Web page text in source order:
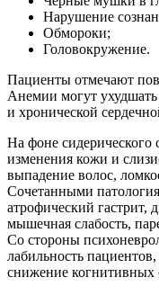
Нарушение
Обмороки;
Головокружение.
Пациенты отмечают
Анемии могут
и хронической
На фоне сидерического
изменения кожи и
выпадение волос,
Сочетанными
атрофический гастрит,
мышечная слабость,
Со стороны
лабильность
снижение когнитивных